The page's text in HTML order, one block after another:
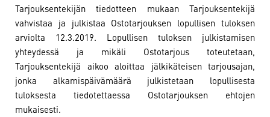
Tarjouksentekijän tiedotteen mukaan Tarjouksentekijä
vahvistaa ja julkistaa Ostotarjouksen lopullisen tuloksen
arviolta 12.3.2019. Lopullisen tuloksen julkistamisen
yhteydessä ja mikäli Ostotarjous toteutetaan,
Tarjouksentekijä aikoo aloittaa jälkikäteisen tarjousajan,
jonka alkamispäivämäärä julkistetaan lopullisesta
tuloksesta tiedotettaessa Ostotarjouksen ehtojen
mukaisesti.